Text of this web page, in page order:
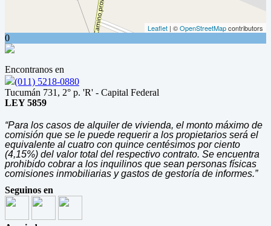
Leaflet | ©OpenStreetMapcontributors
0
Encontranos en
(011) 5218-0880
Tucumán 731, 2° p. 'R' - Capital Federal
LEY 5859
“Para los casos de alquiler de vivienda, el monto máximo de
comisión que se le puede requerir a los propietarios será el
equivalente al cuatro con quince centésimos por ciento
(4,15%) del valor total del respectivo contrato. Se encuentra
prohibido cobrar a los inquilinos que sean personas físicas
comisiones inmobiliarias y gastos de gestoría de informes.”
Seguinos en